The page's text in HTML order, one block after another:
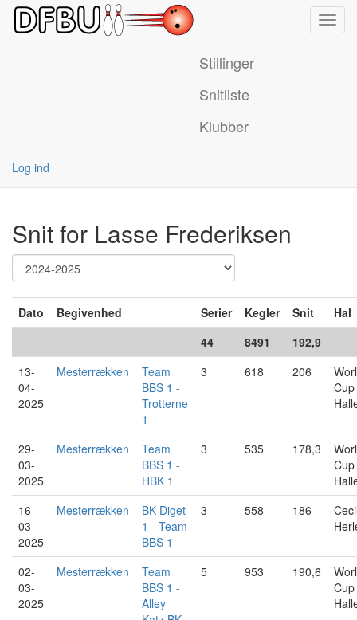
Stillinger
Snitliste
Klubber
Log ind
Snit for Lasse Frederiksen
Dato Begivenhed Serier Kegler Snit
Hal
44
8491
192,9
13-
04-
2025
Mesterrækken
Team
BBS 1 -
Trotterne
1
3 618 206
Cup
29-
03-
2025
Mesterrækken
Team
BBS 1 -
HBK 1
3 535 178,3
Cup
16-
03-
2025
Mesterrækken
BK Diget
1 - Team
BBS 1
3 558 186
02-
03-
2025
Mesterrækken
Team
BBS 1 -
Alley
5 953 190,6
Cup